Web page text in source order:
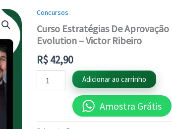
Concursos
Curso Estratégias De Aprovação
Evolution – Victor Ribeiro
R$42,90
Curso
Estratégias
De
Aprovação
Evolution
-
Victor
Ribeiro
quantidade
Adicionar ao carrinho
Amostra Grátis